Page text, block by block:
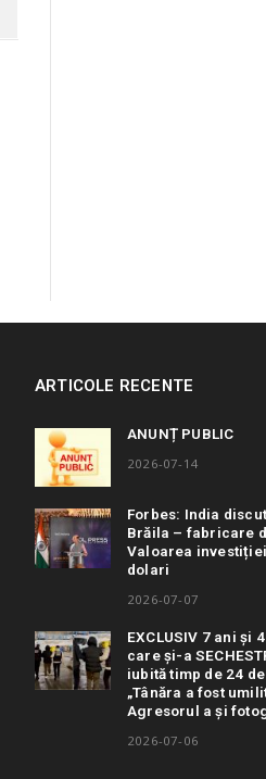
ARTICOLE RECENTE
ANUNȚ PUBLIC
2026-07-14
Forbes: India
Brăila – fabricare
Valoarea
dolari
2026-07-07
EXCLUSIV 7 ani și
care și-a
iubită timp de 24
„Tânăra a fost
Agresorul a și
2026-07-06